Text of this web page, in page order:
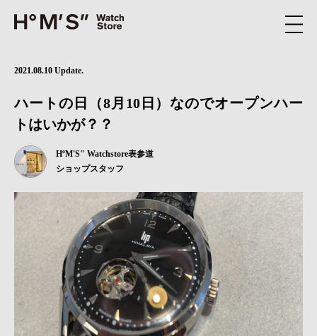
2021.08.10 Update.
ハートの日（8月10日）なのでオープンハー
トはいかが？？
HºM'S" Watchstore表参道
ショップスタッフ